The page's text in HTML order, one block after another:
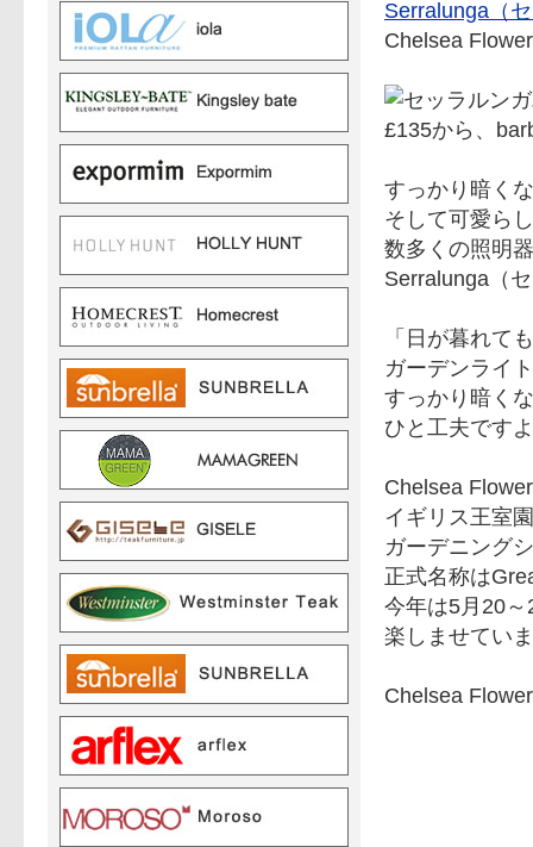
Serralunga（
Chelsea
すっかり暗く
そして可愛ら
数多くの照明
Serralunga（
「日が暮れて
ガーデンライ
すっかり暗く
ひと工夫です
Chelsea
イギリス王室
ガーデニング
正式名称は
今年は5月20
楽しませてい
Chelsea